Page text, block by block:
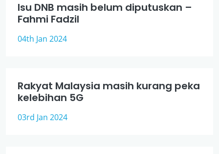
Isu DNB masih belum diputuskan –
Fahmi Fadzil
04th Jan 2024
Rakyat Malaysia masih kurang peka
kelebihan 5G
03rd Jan 2024